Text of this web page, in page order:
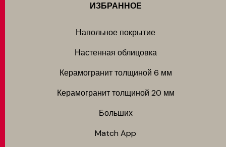
ИЗБРАННОЕ
Напольное покрытие
Настенная облицовка
Керамогранит толщиной 6 мм
Керамогранит толщиной 20 мм
Больших
Match App